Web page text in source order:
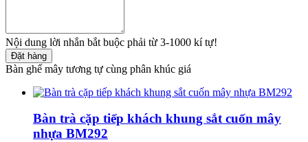
Nội dung lời nhắn bắt buộc phải từ 3-1000 kí tự!
Đặt hàng
Bàn ghế mây tương tự cùng phân khúc giá
Bàn trà cặp tiếp khách khung sắt cuốn mây
nhựa BM292